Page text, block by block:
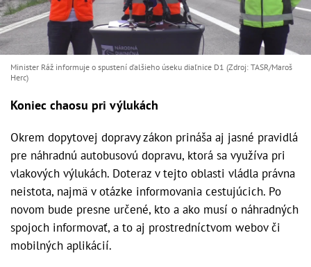
Minister Ráž informuje o spustení ďalšieho úseku diaľnice D1 (Zdroj: TASR/Maroš
Herc)
Koniec chaosu pri výlukách
Okrem dopytovej dopravy zákon prináša aj jasné pravidlá
pre náhradnú autobusovú dopravu, ktorá sa využíva pri
vlakových výlukách. Doteraz v tejto oblasti vládla právna
neistota, najmä v otázke informovania cestujúcich. Po
novom bude presne určené, kto a ako musí o náhradných
spojoch informovať, a to aj prostredníctvom webov či
mobilných aplikácií.